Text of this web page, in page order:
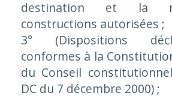
destination et la
constructions autorisées ;
3° (Dispositions
conformes à la
du Conseil
DC du 7 décembre 2000) ;